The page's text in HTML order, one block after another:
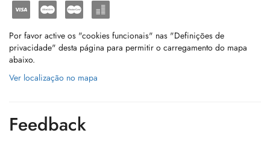
Por favor active os "cookies funcionais" nas "Definições de
privacidade" desta página para permitir o carregamento do mapa
abaixo.
Ver localização no mapa
Feedback